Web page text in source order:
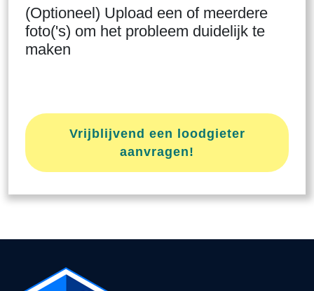
(Optioneel) Upload een of meerdere
foto('s) om het probleem duidelijk te
maken
Vrijblijvend een loodgieter
aanvragen!